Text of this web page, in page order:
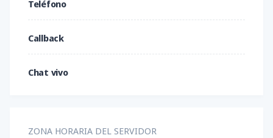
USD/TRY
XAU/USD
Chino
Teléfono
Callback
Chat vivo
ZONA HORARIA DEL SERVIDOR